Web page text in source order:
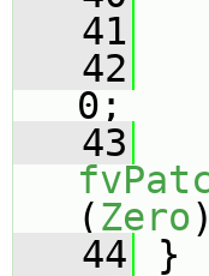
   41
   42
0;
   43
(Zero
   44
}